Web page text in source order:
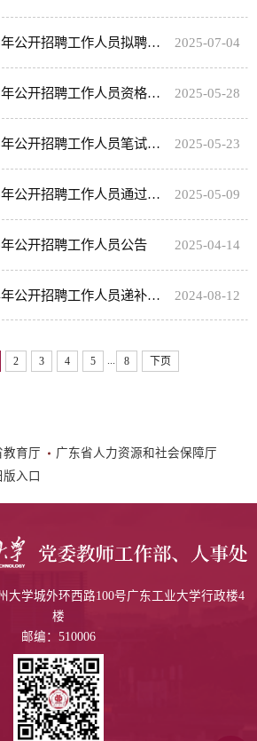
广东工业大学2025年公开招聘工作人员拟聘公示 2025-07-04
广东工业大学2025年公开招聘工作人员资格复审及面试安排 2025-05-28
广东工业大学2025年公开招聘工作人员笔试成绩及进入面试人员名单 2025-05-23
广东工业大学2025年公开招聘工作人员通过初审名单及笔试安排 2025-05-09
公开招聘工作人员公告 2025-04-14
广东工业大学2024年公开招聘工作人员递补拟聘人员公示 2024-08-12
2 3 4 5 8 下页
教育厅
广东省人力资源和社会保障厅
版入口
大学城外环西路100号广东工业大学行政楼4
楼
邮编：510006